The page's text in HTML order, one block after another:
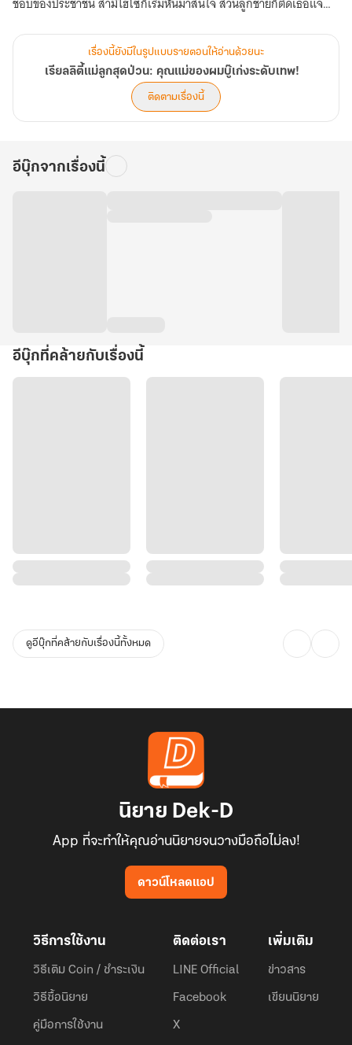
ใหม่…
สุดท้าย เซิ่งซีที่แค่อยากใช้ชีวิตขี้เกียจ ๆ กลับต้องกุมขมับกับชื่อเสียงและ
ความสำเร็จที่เธอไม่เคยต้องการ (ตอนที่ 801-840)
เรื่องนี้ยังมีในรูปแบบรายตอนให้อ่านด้วยนะ
เรียลลิตี้แม่ลูกสุดป่วน: คุณแม่ของผมบู๊เก่งระดับเทพ!
ติดตามเรื่องนี้
อีบุ๊กจากเรื่องนี้
อีบุ๊กที่คล้ายกับเรื่องนี้
ดูอีบุ๊กที่คล้ายกับเรื่องนี้ทั้งหมด
นิยาย Dek-D
App ที่จะทำให้คุณอ่านนิยายจนวางมือถือไม่ลง!
ดาวน์โหลดแอป
วิธีการใช้งาน
วิธีเติม Coin / ชำระเงิน
วิธีซื้อนิยาย
คู่มือการใช้งาน
ติดต่อเรา
LINE Official
Facebook
X
เพิ่มเติม
ข่าวสาร
เขียนนิยาย